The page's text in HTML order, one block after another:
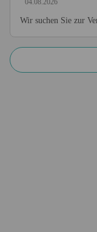
04.08.2026
Wir suchen Sie zur